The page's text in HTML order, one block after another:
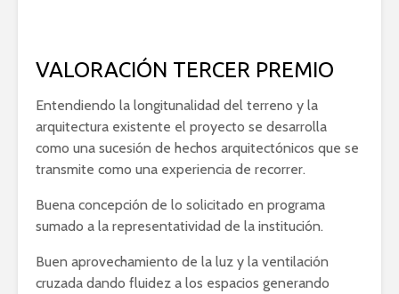
VALORACIÓN TERCER PREMIO
Entendiendo la longitunalidad del terreno y la
arquitectura existente el proyecto se desarrolla
como una sucesión de hechos arquitectónicos que se
transmite como una experiencia de recorrer.
Buena concepción de lo solicitado en programa
sumado a la representatividad de la institución.
Buen aprovechamiento de la luz y la ventilación
cruzada dando fluidez a los espacios generando